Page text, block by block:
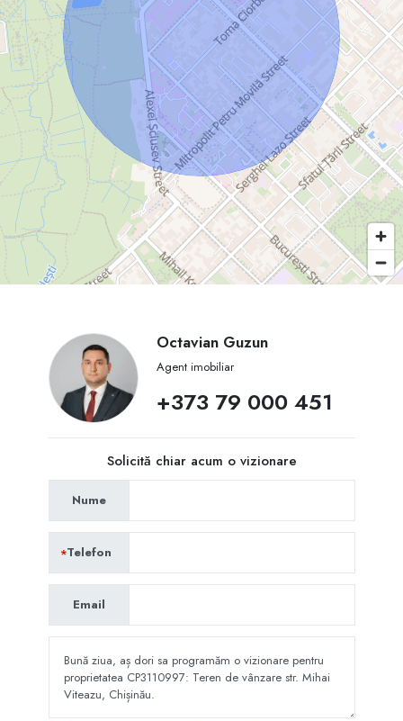
Octavian Guzun
Agent imobiliar
+373 79 000 451
Solicită chiar acum o vizionare
Nume
Telefon
Email